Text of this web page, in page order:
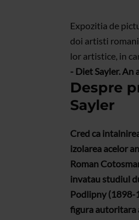
Expozitia de
doi artisti
lor artistice, in
- Diet Sayler.
Despre
Sayler
Cred ca
izolarea acelor
Roman
invatau studiul
Podlipny (1898-
figura autoritara